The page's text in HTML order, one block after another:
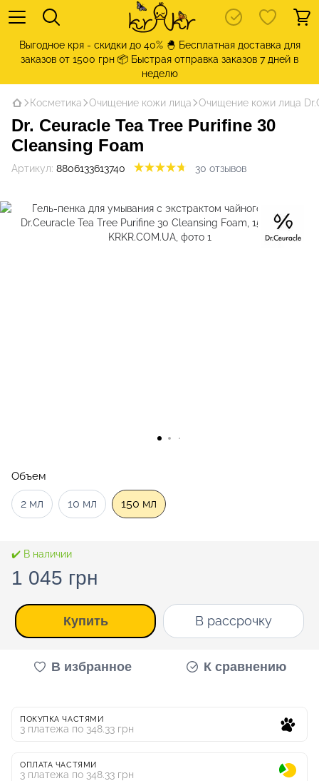
Выгодное кря - скидки до 40% 🐣 Бесплатная доставка для
заказов от 1500 грн 📦 Быстрая отправка заказов 7 дней в
неделю
Косметика Очищение кожи лица Очищение кожи лица
Dr. Ceuracle Tea Tree Purifine 30
Cleansing Foam
Артикул: 8806133613740 30 отзывов
Объем
2 мл 10 мл 150 мл
✔️ В наличии
1 045 грн
Купить В рассрочку
В избранное К сравнению
ПОКУПКА ЧАСТЯМИ
3 платежа по 348.33 грн
ОПЛАТА ЧАСТЯМИ
3 платежа по 348.33 грн